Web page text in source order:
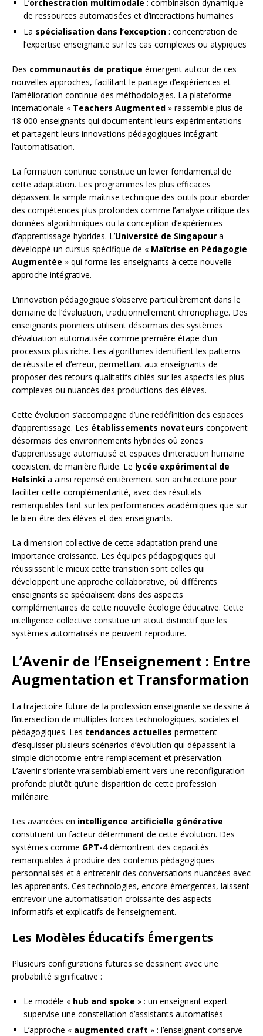
L’orchestration multimodale : combinaison dynamique
de ressources automatisées et d’interactions humaines
La spécialisation dans l’exception : concentration de
l’expertise enseignante sur les cas complexes ou atypiques
Des communautés de pratique émergent autour de ces
nouvelles approches, facilitant le partage d’expériences et
l’amélioration continue des méthodologies. La plateforme
internationale « Teachers Augmented » rassemble plus de
18 000 enseignants qui documentent leurs expérimentations
et partagent leurs innovations pédagogiques intégrant
l’automatisation.
La formation continue constitue un levier fondamental de
cette adaptation. Les programmes les plus efficaces
dépassent la simple maîtrise technique des outils pour aborder
des compétences plus profondes comme l’analyse critique des
données algorithmiques ou la conception d’expériences
d’apprentissage hybrides. L’Université de Singapour a
développé un cursus spécifique de « Maîtrise en Pédagogie
Augmentée » qui forme les enseignants à cette nouvelle
approche intégrative.
L’innovation pédagogique s’observe particulièrement dans le
domaine de l’évaluation, traditionnellement chronophage. Des
enseignants pionniers utilisent désormais des systèmes
d’évaluation automatisée comme première étape d’un
processus plus riche. Les algorithmes identifient les patterns
de réussite et d’erreur, permettant aux enseignants de
proposer des retours qualitatifs ciblés sur les aspects les plus
complexes ou nuancés des productions des élèves.
Cette évolution s’accompagne d’une redéfinition des espaces
d’apprentissage. Les établissements novateurs conçoivent
désormais des environnements hybrides où zones
d’apprentissage automatisé et espaces d’interaction humaine
coexistent de manière fluide. Le lycée expérimental de
Helsinki a ainsi repensé entièrement son architecture pour
faciliter cette complémentarité, avec des résultats
remarquables tant sur les performances académiques que sur
le bien-être des élèves et des enseignants.
La dimension collective de cette adaptation prend une
importance croissante. Les équipes pédagogiques qui
réussissent le mieux cette transition sont celles qui
développent une approche collaborative, où différents
enseignants se spécialisent dans des aspects
complémentaires de cette nouvelle écologie éducative. Cette
intelligence collective constitue un atout distinctif que les
systèmes automatisés ne peuvent reproduire.
L’Avenir de l’Enseignement : Entre
Augmentation et Transformation
La trajectoire future de la profession enseignante se dessine à
l’intersection de multiples forces technologiques, sociales et
pédagogiques. Les tendances actuelles permettent
d’esquisser plusieurs scénarios d’évolution qui dépassent la
simple dichotomie entre remplacement et préservation.
L’avenir s’oriente vraisemblablement vers une reconfiguration
profonde plutôt qu’une disparition de cette profession
millénaire.
Les avancées en intelligence artificielle générative
constituent un facteur déterminant de cette évolution. Des
systèmes comme GPT-4démontrent des capacités
remarquables à produire des contenus pédagogiques
personnalisés et à entretenir des conversations nuancées avec
les apprenants. Ces technologies, encore émergentes, laissent
entrevoir une automatisation croissante des aspects
informatifs et explicatifs de l’enseignement.
Les Modèles Éducatifs Émergents
Plusieurs configurations futures se dessinent avec une
probabilité significative :
Le modèle « hub and spoke » : un enseignant expert
supervise une constellation d’assistants automatisés
L’approche « augmented craft » : l’enseignant conserve